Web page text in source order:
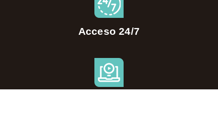
Acceso 24/7